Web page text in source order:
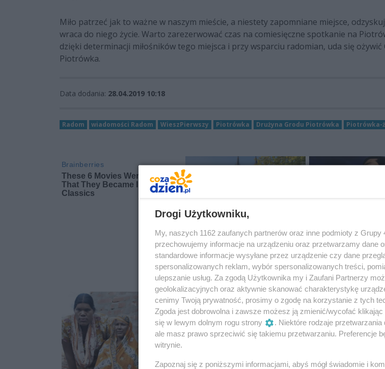
Miło patrzeć jak to ważne w naszym mieście, a niestety zapomniane miejsce,
wraca do niego życie. Warto zarezerwować czas na comiesięczne spotkanie na
dzięki determinacji miłośników tego miejsca i przy wsparciu radomian, uda się ożywić
Piotrówka.
Data dodania: 28.04.2019 10:18
Radom wiadomości Radom WieszPierwszy Piotrówka Drużyna Grodu Piotrówka Piotrówka-
Drogi Użytkowniku,
My, naszych 1162 zaufanych partnerów oraz inne podmioty z
przechowujemy informacje na urządzeniu oraz przetwarzamy dane
standardowe informacje wysyłane przez urządzenie czy dane
spersonalizowanych reklam, wybór spersonalizowanych treści,
ulepszanie usług. Za zgodą Użytkownika my i Zaufani Partnerzy
geolokalizacyjnych oraz aktywnie skanować charakterystykę
cenimy Twoją prywatność, prosimy o zgodę na korzystanie z tych
Zgoda jest dobrowolna i zawsze możesz ją zmienić/wycofać
się w lewym dolnym rogu strony
. Niektóre rodzaje
ale masz prawo sprzeciwić się takiemu przetwarzaniu. Preferencje
witrynie.
Zapoznaj się z poniższymi informacjami, abyś mógł świadomie i